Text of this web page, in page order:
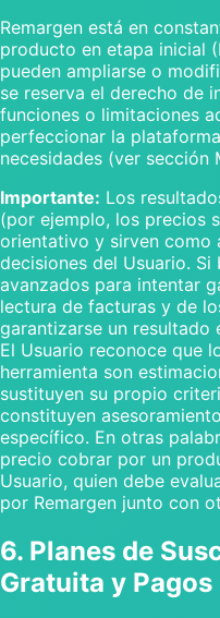
Remargen está en
producto en etapa inicial
pueden ampliarse o
se reserva el derecho de
funciones o limitaciones
perfeccionar la
necesidades (ver sección
Importante: Los
(por ejemplo, los precios
orientativo y sirven como
decisiones del Usuario.
avanzados para intentar
lectura de facturas y de
garantizarse un resultado
El Usuario reconoce que
herramienta son
sustituyen su propio
constituyen
específico. En otras
precio cobrar por un
Usuario, quien debe
por Remargen junto con
6. Planes de
Gratuita y Pagos